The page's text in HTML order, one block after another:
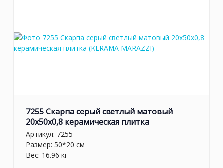
7255 Скарпа серый светлый матовый
20x50x0,8 керамическая плитка
Артикул: 7255
Размер: 50*20 см
Вес: 16.96 кг